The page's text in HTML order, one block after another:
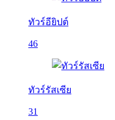
ทัวร์อียิปต์
46
ทัวร์รัสเซีย
31